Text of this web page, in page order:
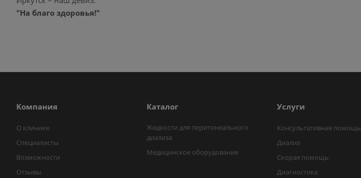
"На благо здоровья!"
Компания
О клинике
Специалисты
Возможности
Отзывы
Каталог
Жидкости для перитонеального
диализа
Медицинское оборудование
Услуги
Консультативная помощь
Диализ
Скорая помощь
Диагностика